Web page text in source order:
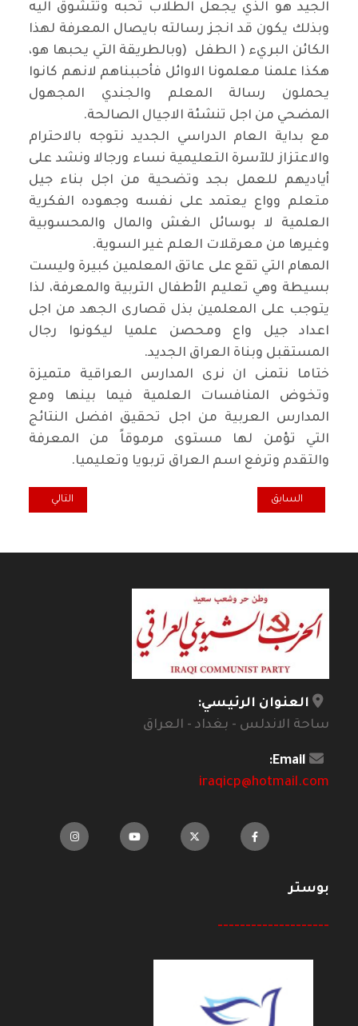
الجيد هو الذي يجعل الطلاب تحبه وتتشوق اليه
وبذلك يكون قد انجز رسالته بايصال المعرفة لهذا
الكائن البريء ( الطفل
)وبالطريقة التي يحبها هو،
هكذا علمنا معلمونا الاوائل فأحببناهم لانهم كانوا
يحملون رسالة المعلم والجندي المجهول
المضحي من اجل تنشئة الاجيال الصالحة.
مع بداية العام الدراسي الجديد نتوجه بالاحترام
والاعتزاز للآسرة التعليمية نساء ورجالا ونشد على
أياديهم للعمل بجد وتضحية من اجل بناء جيل
متعلم وواع يعتمد على نفسه وجهوده الفكرية
العلمية لا بوسائل الغش والمال والمحسوبية
وغيرها من معرقلات العلم غير السوية.
المهام التي تقع على عاتق المعلمين كبيرة وليست
بسيطة وهي تعليم الأطفال التربية والمعرفة، لذا
يتوجب على المعلمين بذل قصارى الجهد من اجل
اعداد جيل واع ومحصن علميا ليكونوا رجال
المستقبل وبناة العراق الجديد.
ختاما نتمنى ان نرى المدارس العراقية متميزة
وتخوض المنافسات العلمية فيما بينها ومع
المدارس العربية من اجل تحقيق افضل النتائج
التي تؤمن لها مستوى مرموقاً من المعرفة
والتقدم وترفع اسم العراق تربويا وتعليميا.
المقال السابق: همسة.. مَن يشعر بالعار؟!
السابق المقال التالي:
التالي
العنوان الرئيسي:
ساحة الاندلس - بغداد - العراق
Email:
iraqicp@hotmail.com
بوستر
--------------------